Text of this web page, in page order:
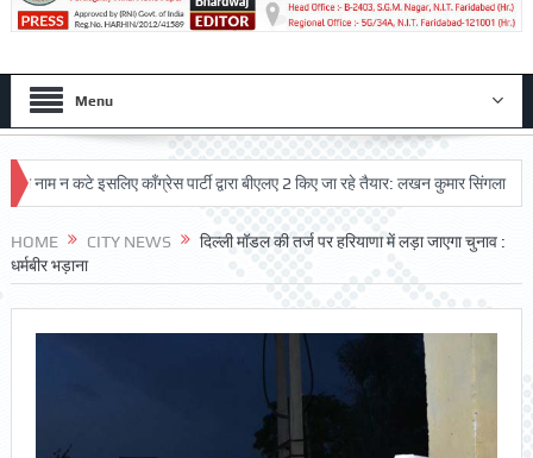
Menu
न कटे इसलिए काँग्रेस पार्टी द्वारा बीएलए 2 किए जा रहे तैयार: लखन कुमार सिंगला
HOME CITY NEWS
दिल्ली मॉडल की तर्ज पर हरियाणा में लड़ा जाएगा चुनाव :
धर्मबीर भड़ाना